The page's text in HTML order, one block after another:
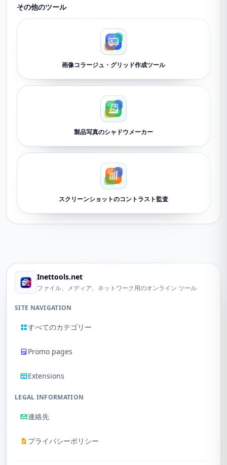
その他のツール
画像コラージュ・グリッド作成ツール
製品写真のシャドウメーカー
スクリーンショットのコントラスト監査
Inettools.net
ファイル、メディア、ネットワーク用のオンライン ツール
SITE NAVIGATION
すべてのカテゴリー
Promo pages
Extensions
LEGAL INFORMATION
連絡先
プライバシーポリシー